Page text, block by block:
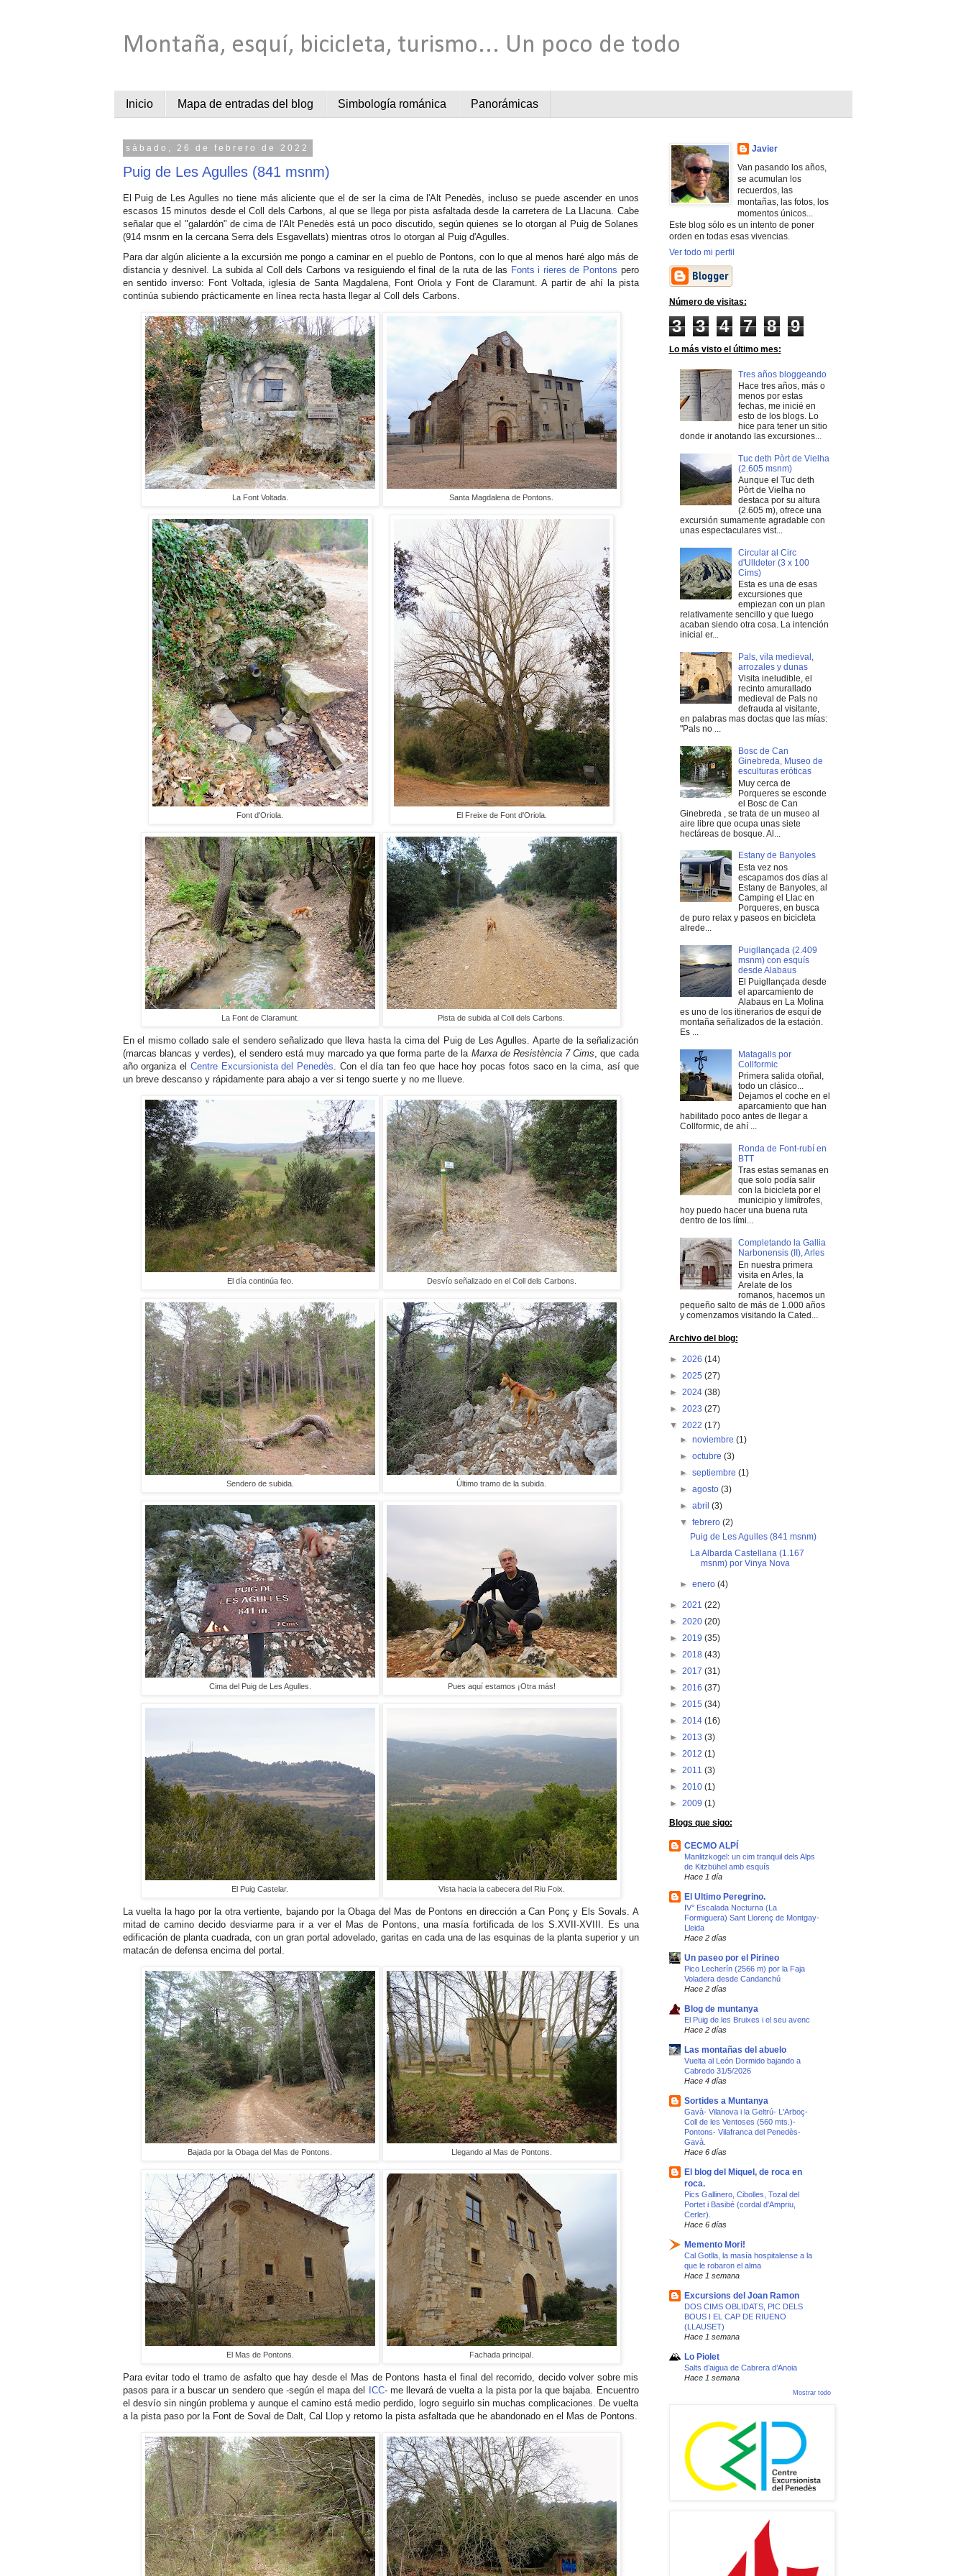
Montaña, esquí, bicicleta, turismo... Un poco de todo
Inicio Mapa de entradas del blog Simbología románica Panorámicas
sábado, 26 de febrero de 2022
Puig de Les Agulles (841 msnm)
El Puig de Les Agulles no tiene más aliciente que el de ser la cima de l'Alt Penedès, incluso se puede ascender en unos
escasos 15 minutos desde el Coll dels Carbons, al que se llega por pista asfaltada desde la carretera de La Llacuna. Cabe
señalar que el "galardón" de cima de l'Alt Penedès está un poco discutido, según quienes se lo otorgan al Puig de Solanes
(914 msnm en la cercana Serra dels Esgavellats) mientras otros lo otorgan al Puig d'Agulles.
Para dar algún aliciente a la excursión me pongo a caminar en el pueblo de Pontons, con lo que al menos haré algo más de
distancia y desnivel. La subida al Coll dels Carbons va resiguiendo el final de la ruta de las Fonts i rieres de Pontons pero
en sentido inverso: Font Voltada, iglesia de Santa Magdalena, Font Oriola y Font de Claramunt. A partir de ahí la pista
continúa subiendo prácticamente en línea recta hasta llegar al Coll dels Carbons.
La Font Voltada. Santa Magdalena de Pontons.
Font d'Oriola. El Freixe de Font d'Oriola.
La Font de Claramunt. Pista de subida al Coll dels Carbons.
En el mismo collado sale el sendero señalizado que lleva hasta la cima del Puig de Les Agulles. Aparte de la señalización
(marcas blancas y verdes), el sendero está muy marcado ya que forma parte de la Marxa de Resistència 7 Cims, que cada
año organiza el Centre Excursionista del Penedès. Con el día tan feo que hace hoy pocas fotos saco en la cima, así que
un breve descanso y rápidamente para abajo a ver si tengo suerte y no me llueve.
El día continúa feo. Desvío señalizado en el Coll dels Carbons.
Sendero de subida. Último tramo de la subida.
Cima del Puig de Les Agulles. Pues aquí estamos ¡Otra más!
El Puig Castelar. Vista hacia la cabecera del Riu Foix.
La vuelta la hago por la otra vertiente, bajando por la Obaga del Mas de Pontons en dirección a Can Ponç y Els Sovals. A
mitad de camino decido desviarme para ir a ver el Mas de Pontons, una masía fortificada de los S.XVII-XVIII. Es una
edificación de planta cuadrada, con un gran portal adovelado, garitas en cada una de las esquinas de la planta superior y un
matacán de defensa encima del portal.
Bajada por la Obaga del Mas de Pontons. Llegando al Mas de Pontons.
El Mas de Pontons. Fachada principal.
Para evitar todo el tramo de asfalto que hay desde el Mas de Pontons hasta el final del recorrido, decido volver sobre mis
pasos para ir a buscar un sendero que -según el mapa del
ICC- me llevará de vuelta a la pista por la que bajaba. Encuentro
el desvío sin ningún problema y aunque el camino está medio perdido, logro seguirlo sin muchas complicaciones. De vuelta
a la pista paso por la Font de Soval de Dalt, Cal Llop y retomo la pista asfaltada que he abandonado en el Mas de Pontons.
Javier
Van pasando los años,
se acumulan los
recuerdos, las
montañas, las fotos, los
momentos únicos...
Este blog sólo es un intento de poner
orden en todas esas vivencias.
Ver todo mi perfil
Número de visitas:
3 3 4 7 8 9
Lo más visto el último mes:
Tres años bloggeando
Hace tres años, más o
menos por estas
fechas, me inicié en
esto de los blogs. Lo
hice para tener un sitio
donde ir anotando las excursiones...
Tuc deth Pòrt de Vielha
(2.605 msnm)
Aunque el Tuc deth
Pòrt de Vielha no
destaca por su altura
(2.605 m), ofrece una
excursión sumamente agradable con
unas espectaculares vist...
Circular al Circ
d'Ulldeter (3 x 100
Cims)
Esta es una de esas
excursiones que
empiezan con un plan
relativamente sencillo y que luego
acaban siendo otra cosa. La intención
inicial er...
Pals, vila medieval,
arrozales y dunas
Visita ineludible, el
recinto amurallado
medieval de Pals no
defrauda al visitante,
en palabras mas doctas que las mías:
"Pals no ...
Bosc de Can
Ginebreda, Museo de
esculturas eróticas
Muy cerca de
Porqueres se esconde
el Bosc de Can
Ginebreda , se trata de un museo al
aire libre que ocupa unas siete
hectáreas de bosque. Al...
Estany de Banyoles
Esta vez nos
escapamos dos días al
Estany de Banyoles, al
Camping el Llac en
Porqueres, en busca
de puro relax y paseos en bicicleta
alrede...
Puigllançada (2.409
msnm) con esquís
desde Alabaus
El Puigllançada desde
el aparcamiento de
Alabaus en La Molina
es uno de los itinerarios de esquí de
montaña señalizados de la estación.
Es ...
Matagalls por
Collformic
Primera salida otoñal,
todo un clásico...
Dejamos el coche en el
aparcamiento que han
habilitado poco antes de llegar a
Collformic, de ahí ...
Ronda de Font-rubí en
BTT
Tras estas semanas en
que solo podía salir
con la bicicleta por el
municipio y limítrofes,
hoy puedo hacer una buena ruta
dentro de los lími...
Completando la Gallia
Narbonensis (II), Arles
En nuestra primera
visita en Arles, la
Arelate de los
romanos, hacemos un
pequeño salto de más de 1.000 años
y comenzamos visitando la Cated...
Archivo del blog:
► 2026 (14)
► 2025 (27)
► 2024 (38)
► 2023 (27)
▼ 2022 (17)
► noviembre (1)
► octubre (3)
► septiembre (1)
► agosto (3)
► abril (3)
▼ febrero (2)
Puig de Les Agulles (841 msnm)
La Albarda Castellana (1.167
msnm) por Vinya Nova
► enero (4)
► 2021 (22)
► 2020 (20)
► 2019 (35)
► 2018 (43)
► 2017 (31)
► 2016 (37)
► 2015 (34)
► 2014 (16)
► 2013 (3)
► 2012 (1)
► 2011 (3)
► 2010 (1)
► 2009 (1)
Blogs que sigo:
CECMO ALPÍ
Manlitzkogel: un cim tranquil dels Alps
de Kitzbühel amb esquís
Hace 1 día
El Ultimo Peregrino.
IV° Escalada Nocturna (La
Formiguera) Sant Llorenç de Montgay-
Lleida
Hace 2 días
Un paseo por el Pirineo
Pico Lecherín (2566 m) por la Faja
Voladera desde Candanchú
Hace 2 días
Blog de muntanya
El Puig de les Bruixes i el seu avenc
Hace 2 días
Las montañas del abuelo
Vuelta al León Dormido bajando a
Cabredo 31/5/2026
Hace 4 días
Sortides a Muntanya
Gavà- Vilanova i la Geltrú- L'Arboç-
Coll de les Ventoses (560 mts.)-
Pontons- Vilafranca del Penedès-
Gavà.
Hace 6 días
El blog del Miquel, de roca en
roca.
Pics Gallinero, Cibolles, Tozal del
Portet i Basibé (cordal d'Ampriu,
Cerler).
Hace 6 días
Memento Mori!
Cal Gotlla, la masía hospitalense a la
que le robaron el alma
Hace 1 semana
Excursions del Joan Ramon
DOS CIMS OBLIDATS, PIC DELS
BOUS I EL CAP DE RIUENO
(LLAUSET)
Hace 1 semana
Lo Piolet
Salts d’aigua de Cabrera d’Anoia
Hace 1 semana
Mostrar todo